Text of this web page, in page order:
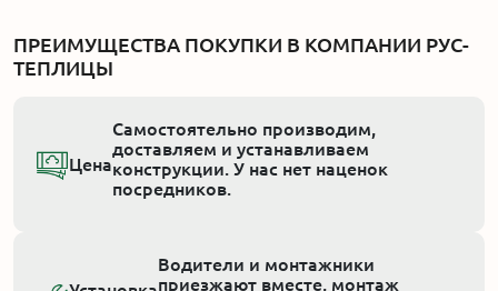
ПРЕИМУЩЕСТВА ПОКУПКИ В КОМПАНИИ РУС-
ТЕПЛИЦЫ
Цена
Самостоятельно производим,
доставляем и устанавливаем
конструкции. У нас нет наценок
посредников.
Водители и монтажники
приезжают вместе, монтаж